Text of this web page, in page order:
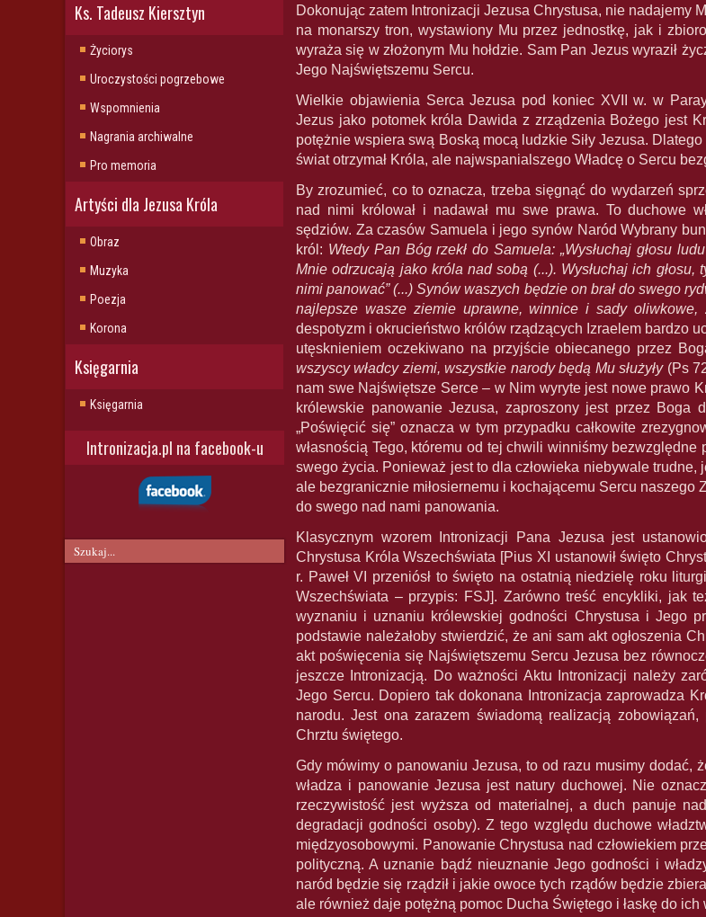
Ks. Tadeusz Kiersztyn
Życiorys
Uroczystości pogrzebowe
Wspomnienia
Nagrania archiwalne
Pro memoria
Artyści dla Jezusa Króla
Obraz
Muzyka
Poezja
Korona
Księgarnia
Księgarnia
Intronizacja.pl na facebook-u
Dokonując zatem Intronizacji Jezusa Chrystusa, nie nadajemy
na monarszy tron, wystawiony Mu przez jednostkę, jak i
wyraża się w złożonym Mu hołdzie. Sam Pan Jezus wyraził
Jego Najświętszemu Sercu.
Wielkie objawienia Serca Jezusa pod koniec XVII w. w
Jezus jako potomek króla Dawida z zrządzenia Bożego jest
potężnie wspiera swą Boską mocą ludzkie Siły Jezusa.
świat otrzymał Króla, ale najwspanialszego Władcę o Sercu
By zrozumieć, co to oznacza, trzeba sięgnąć do wydarzeń
nad nimi królował i nadawał mu swe prawa. To duchowe
sędziów. Za czasów Samuela i jego synów Naród Wybrany
król: Wtedy Pan Bóg rzekł do Samuela: „Wysłuchaj głosu
Mnie odrzucają jako króla nad sobą (...). Wysłuchaj ich
nimi panować” (...) Synów waszych będzie on brał do swego
najlepsze wasze ziemie uprawne, winnice i sady
despotyzm i okrucieństwo królów rządzących Izraelem bardzo
utęsknieniem oczekiwano na przyjście obiecanego przez
wszyscy władcy ziemi, wszystkie narody będą Mu służyły(Ps
nam swe Najświętsze Serce – w Nim wyryte jest nowe prawo
królewskie panowanie Jezusa, zaproszony jest przez Boga
„Poświęcić się” oznacza w tym przypadku całkowite
własnością Tego, któremu od tej chwili winniśmy
swego życia. Ponieważ jest to dla człowieka niebywale
ale bezgranicznie miłosiernemu i kochającemu Sercu
do swego nad nami panowania.
Klasycznym wzorem Intronizacji Pana Jezusa jest
Chrystusa Króla Wszechświata [Pius XI ustanowił święto
r. Paweł VI przeniósł to święto na ostatnią niedzielę roku
Wszechświata – przypis: FSJ]. Zarówno treść encykliki, jak
wyznaniu i uznaniu królewskiej godności Chrystusa i Jego
podstawie należałoby stwierdzić, że ani sam akt ogłoszenia
akt poświęcenia się Najświętszemu Sercu Jezusa bez
jeszcze Intronizacją. Do ważności Aktu Intronizacji należy
Jego Sercu. Dopiero tak dokonana Intronizacja zaprowadza
narodu. Jest ona zarazem świadomą realizacją
Chrztu świętego.
Gdy mówimy o panowaniu Jezusa, to od razu musimy dodać,
władza i panowanie Jezusa jest natury duchowej. Nie
rzeczywistość jest wyższa od materialnej, a duch panuje
degradacji godności osoby). Z tego względu duchowe
międzyosobowymi. Panowanie Chrystusa nad człowiekiem
polityczną. A uznanie bądź nieuznanie Jego godności i
naród będzie się rządził i jakie owoce tych rządów będzie
ale również daje potężną pomoc Ducha Świętego i łaskę do ich